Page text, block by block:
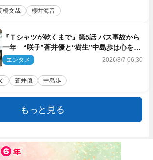
橋文哉 櫻井海音
『Ｔシャツが乾くまで』第5話 バス事故から
一年 “咲子”蒼井優と“樹生”中島歩は心を許
しあえる関係に
エンタメ 2026/8/7 06:30
蒼井優 中島歩
もっと見る